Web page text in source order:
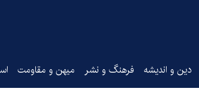
دین و اندیشه فرهنگ و نشر میهن و مقاومت